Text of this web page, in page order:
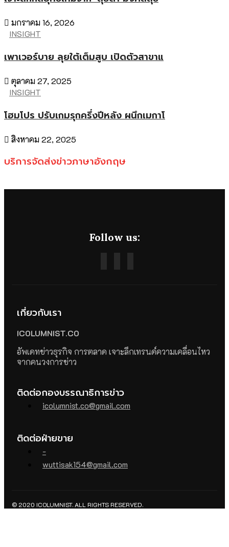
มกราคม 16, 2026
INSIGHT
เพาเวอร์บาย ลุยใต้เต็มสูบ เปิดตัวสาขาแ
ตุลาคม 27, 2025
INSIGHT
โฮมโปร ปรับเกมรุกครึ่งปีหลัง ผนึกเมกาโ
สิงหาคม 22, 2025
บริการจัดส่งข่าวภาษาอังกฤษ
Follow us:
เกี่ยวกับเรา
ICOLUMNIST.CO
อัพเดทข่าวธุรกิจ การตลาด เจาะลึกเทรนด์ความเคลื่อนไหว
จากคนวงการข่าว
ติดต่อกองบรรณาธิการข่าว
icolumnist.co@gmail.com
ติดต่อฝ่ายขาย
-
wuttisak154@gmail.com
© 2020 ICOLUMNIST. ALL RIGHTS RESERVED.